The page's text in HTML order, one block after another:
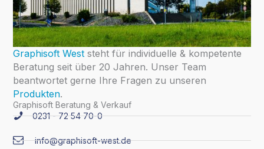
Graphisoft Weststeht für individuelle & kompetente
Beratung seit über 20 Jahren. Unser Team
beantwortet gerne Ihre Fragen zu unseren
Produkten.
Graphisoft Beratung & Verkauf
0231 - 72 54 70-0
info@graphisoft-west.de